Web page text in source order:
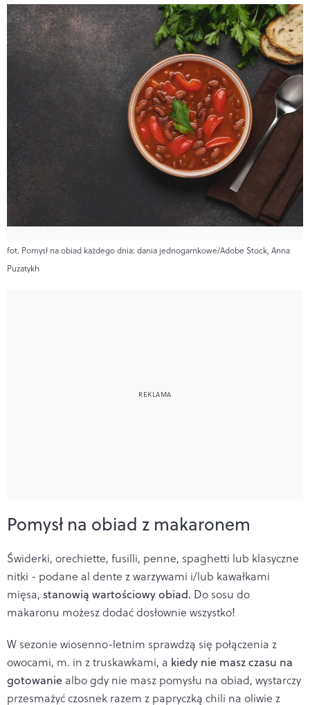
fot. Pomysł na obiad każdego dnia: dania jednogarnkowe/Adobe Stock, Anna
Puzatykh
Pomysł na obiad z makaronem
Świderki, orechiette, fusilli, penne, spaghetti lub klasyczne
nitki - podane al dente z warzywami i/lub kawałkami
mięsa, stanowią wartościowy obiad. Do sosu do
makaronu możesz dodać dosłownie wszystko!
W sezonie wiosenno-letnim sprawdzą się połączenia z
owocami, m. in z truskawkami, a kiedy nie masz czasu na
gotowanie albo gdy nie masz pomysłu na obiad, wystarczy
przesmażyć czosnek razem z papryczką chili na oliwie z